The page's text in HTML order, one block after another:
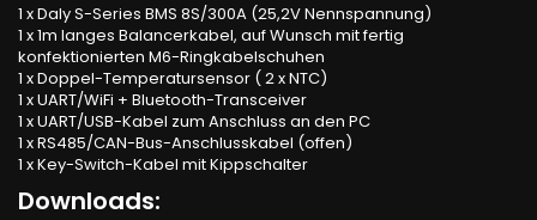
1 x Daly S-Series BMS 8S/300A (25,2V Nennspannung)
1 x 1m langes Balancerkabel, auf Wunsch mit fertig
konfektionierten M6-Ringkabelschuhen
1 x Doppel-Temperatursensor ( 2 x NTC)
1 x UART/WiFi + Bluetooth-Transceiver
1 x UART/USB-Kabel zum Anschluss an den PC
1 x RS485/CAN-Bus-Anschlusskabel (offen)
1 x Key-Switch-Kabel mit Kippschalter
Downloads: